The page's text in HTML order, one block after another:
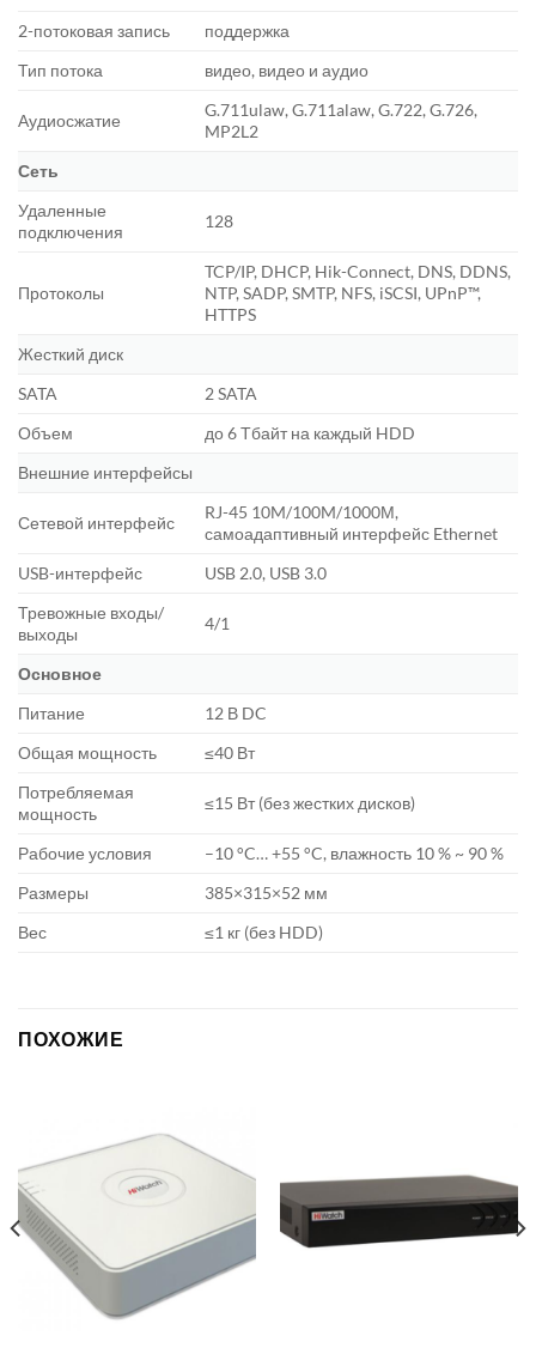
2-потоковая запись
поддержка
Тип потока
видео, видео и аудио
Аудиосжатие
G.711ulaw, G.711alaw, G.722, G.726,
MP2L2
Сеть
Удаленные
подключения
128
Протоколы
TCP/IP, DHCP, Hik-Connect, DNS, DDNS,
NTP, SADP, SMTP, NFS, iSCSI, UPnP™,
HTTPS
Жесткий диск
SATA
2 SATA
Объем
до 6 Тбайт на каждый HDD
Внешние интерфейсы
Сетевой интерфейс
RJ-45 10M/100M/1000М,
самоадаптивный интерфейс Ethernet
USB-интерфейс
USB 2.0, USB 3.0
Тревожные входы/
выходы
4/1
Основное
Питание
12 В DC
Общая мощность
≤40 Вт
Потребляемая
мощность
≤15 Вт (без жестких дисков)
Рабочие условия
–10 °C… +55 °C, влажность 10 % ~ 90 %
Размеры
385×315×52 мм
Вес
≤1 кг (без HDD)
ПОХОЖИЕ